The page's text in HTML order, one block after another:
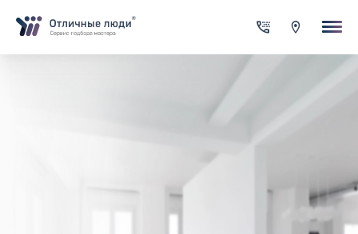
За каждый оформленный заказ вы получаете Cash-back на
счет